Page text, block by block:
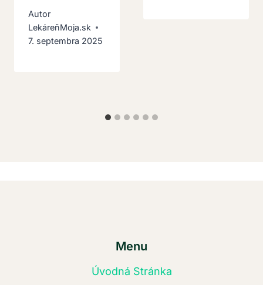
Autor
LekáreňMoja.sk
7. septembra 2025
Menu
Úvodná Stránka